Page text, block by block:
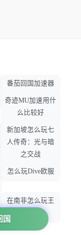
国
番茄回国加速器
奇迹MU加速用什
么比较好
新加坡怎么玩七
人传奇：光与暗
之交战
怎么玩Dive欧服
在南非怎么玩王